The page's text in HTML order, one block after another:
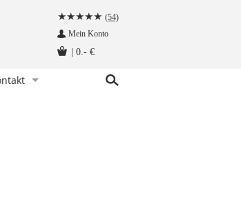
(54)
Mein Konto
0.- €
- so geht‘s richtig